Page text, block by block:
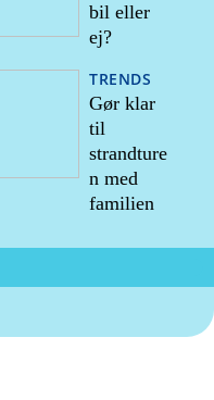
bil eller
ej?
TRENDS
Gør klar
til
strandture
n med
familien